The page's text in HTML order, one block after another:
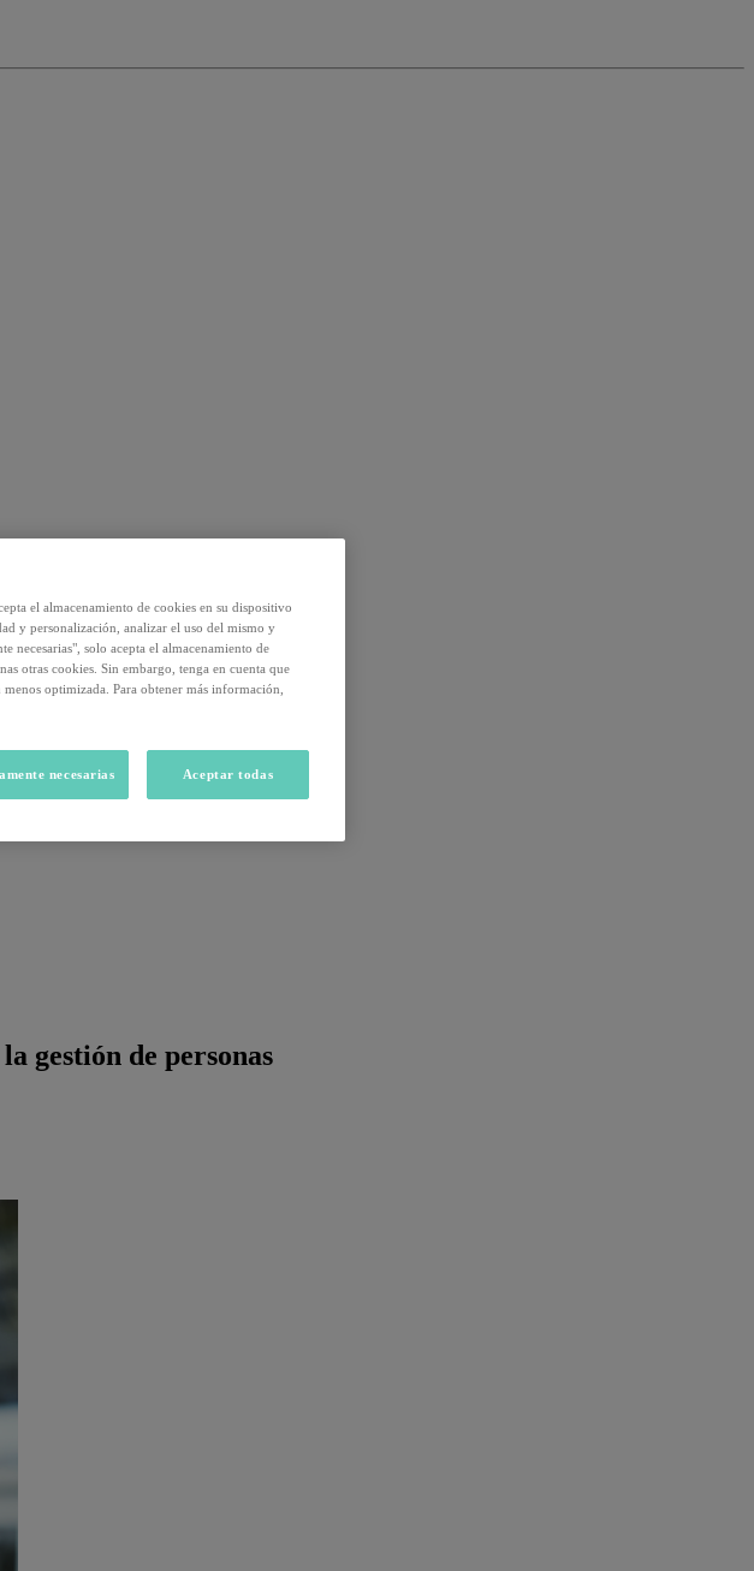
gestión de personas
el almacenamiento de cookies en su dispositivo
y personalización, analizar el uso del mismo y
necesarias", solo acepta el almacenamiento de
otras cookies. Sin embargo, tenga en cuenta que
optimizada. Para obtener más información,
necesarias Aceptar todas